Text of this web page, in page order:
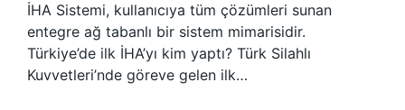
İHA Sistemi, kullanıcıya tüm çözümleri sunan
entegre ağ tabanlı bir sistem mimarisidir.
Türkiye’de ilk İHA’yı kim yaptı? Türk Silahlı
Kuvvetleri’nde göreve gelen ilk…